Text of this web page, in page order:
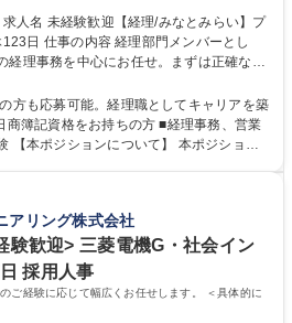
駅近5分以内 土日祝休み
服装自由
バーとし
経理事務を中心にお任せ。まずは正確な入
存メンバーと一緒に業務を進めながら段
体的には】 ■社内稟議に
務 ■明細作成 ■伝票処理、記帳業務 ■既存
的には】 ■月次決算補助 ■四半期・年次決
方も応募可能。経理職としてキャリアを築
簿記資格をお持ちの方 ■経理事務、営業
ン
・四半期決算・開示資料作成補助などへス
業は通常月ほぼなく、決算月でも10時間
て専門性を身につけられる環境です。 学
短大 専修学校 高校 語学力： 資格：日商
アリング株式会社
験歓迎> 三菱電機G・社会イン
採用人事
ご経験に応じて幅広くお任せします。 ＜具体的に